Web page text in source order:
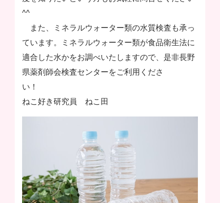
^^
また、ミネラルウォーター類の水質検査も承っ
ています。ミネラルウォーター類が食品衛生法に
適合した水かをお調べいたしますので、是非長野
県薬剤師会検査センターをご利用くださ
い！
ねこ好き研究員 ねこ田